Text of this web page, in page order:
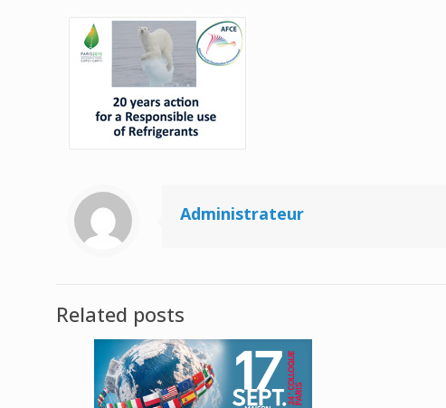
Administrateur
Related posts